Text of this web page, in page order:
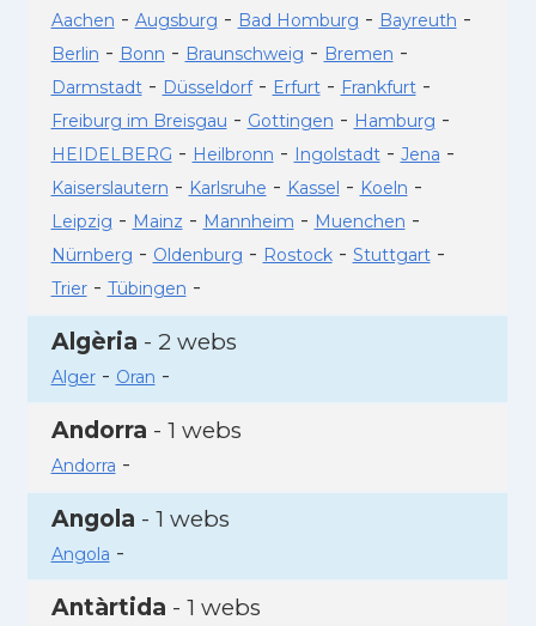
Aachen - Augsburg - Bad Homburg - Bayreuth -
Berlin - Bonn - Braunschweig - Bremen -
Darmstadt- Düsseldorf- Erfurt- Frankfurt-
Freiburg im Breisgau - Gottingen - Hamburg -
HEIDELBERG - Heilbronn - Ingolstadt- Jena -
Kaiserslautern - Karlsruhe - Kassel - Koeln -
Leipzig - Mainz - Mannheim - Muenchen -
Nürnberg - Oldenburg - Rostock- Stuttgart-
Trier- Tübingen -
Algèria - 2 webs
Alger- Oran -
Andorra - 1 webs
Andorra -
Angola - 1 webs
Angola -
Antàrtida - 1 webs